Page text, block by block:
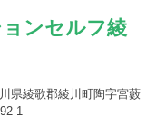
ンセルフ綾
県綾歌郡綾川町陶字宮藪
1